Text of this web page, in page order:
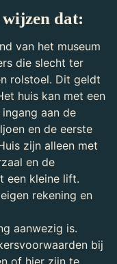
dat:
van het museum
die slecht ter
rolstoel. Dit geldt
huis kan met een
aan de
en de eerste
zijn alleen met
en de
een kleine lift.
rekening en
aanwezig is.
bij
of hier zijn te